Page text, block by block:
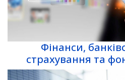
Фінанси,
страхування та